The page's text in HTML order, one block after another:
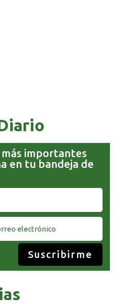
más importantes
en tu bandeja de
Suscribirme